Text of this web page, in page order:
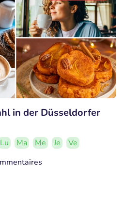
in der Düsseldorfer
Lu Ma Me Je
Ve